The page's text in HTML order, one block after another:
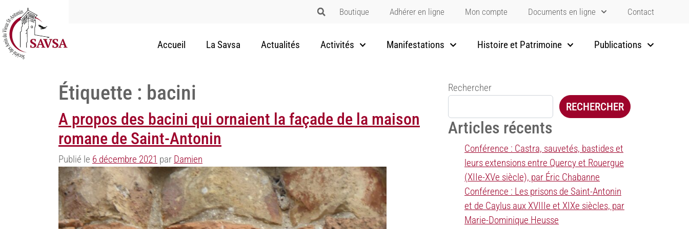
Boutique Adhérer en ligne Mon compte Documents en ligne Contact
Accueil La Savsa Actualités Activités Manifestations Histoire et Patrimoine Publications
Étiquette : bacini
A propos des bacini qui ornaient la façade de la maison
romane de Saint-Antonin
Publié le 6 décembre 2021 par Damien
Rechercher
RECHERCHER
Articles récents
Conférence : Castra, sauvetés, bastides et
leurs extensions entre Quercy et Rouergue
(XIIe-XVe siècle), par Éric Chabanne
Conférence : Les prisons de Saint-Antonin
et de Caylus aux XVIIIe et XIXe siècles, par
Marie-Dominique Heusse